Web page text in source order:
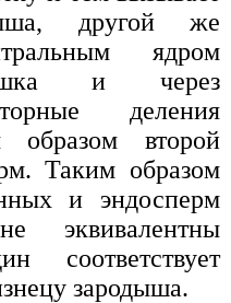
другой же
ядром
и через
деления
образом второй
Таким образом
и эндосперм
эквивалентны
соответствует
зародыша.